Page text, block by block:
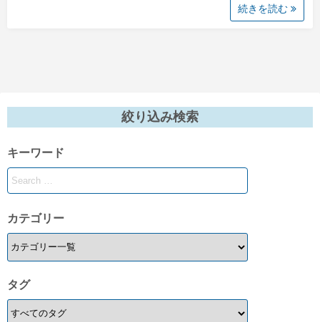
続きを読む
絞り込み検索
キーワード
カテゴリー
タグ